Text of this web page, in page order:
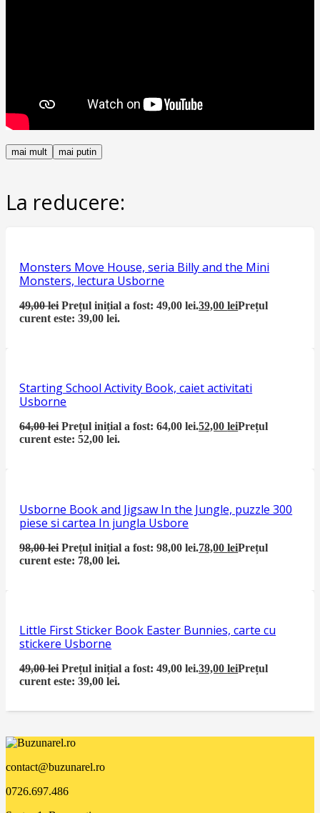
mai mult mai putin
La reducere:
Monsters Move House, seria Billy and the Mini
Monsters, lectura Usborne
49,00lei Prețul inițial a fost: 49,00 lei.39,00leiPrețul
curent este: 39,00 lei.
Starting School Activity Book, caiet activitati
Usborne
64,00lei Prețul inițial a fost: 64,00 lei.52,00leiPrețul
curent este: 52,00 lei.
Usborne Book and Jigsaw In the Jungle, puzzle 300
piese si cartea In jungla Usbore
98,00lei Prețul inițial a fost: 98,00 lei.78,00leiPrețul
curent este: 78,00 lei.
Little First Sticker Book Easter Bunnies, carte cu
stickere Usborne
49,00lei Prețul inițial a fost: 49,00 lei.39,00leiPrețul
curent este: 39,00 lei.
contact@buzunarel.ro
0726.697.486